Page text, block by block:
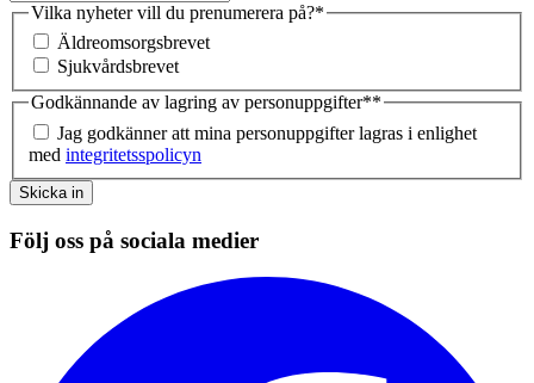
Vilka nyheter vill du prenumerera på?*
Äldreomsorgsbrevet
Sjukvårdsbrevet
Godkännande av lagring av personuppgifter**
Jag godkänner att mina personuppgifter lagras i enlighet
med integritetsspolicyn
Skicka in
Följ oss på sociala medier